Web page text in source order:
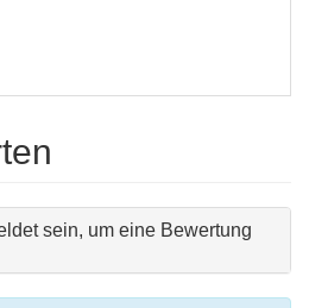
sein, um eine Bewertung